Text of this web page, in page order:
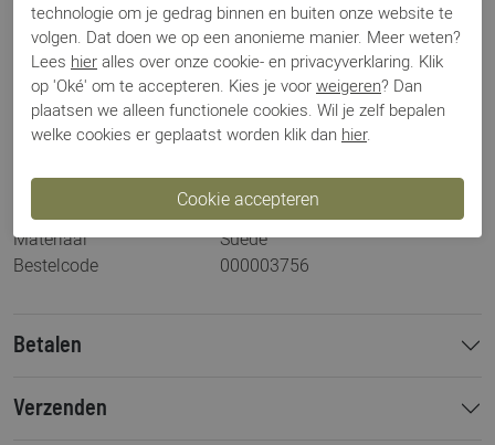
Specificaties
Merk
Magnanni
Artikelnummer
25967
Breedtemaat
H
Categorie
Sneakers
Kleur
Grijs
Materiaal
Suede
Bestelcode
000003756
Betalen
Verzenden
technologie om je gedrag binnen en buiten onze website te
volgen. Dat doen we op een anonieme manier. Meer weten?
Lees hier alles over onze cookie- en privacyverklaring. Klik
op 'Oké' om te accepteren. Kies je voor weigeren? Dan
plaatsen we alleen functionele cookies. Wil je zelf bepalen
welke cookies er geplaatst worden klik dan hier.